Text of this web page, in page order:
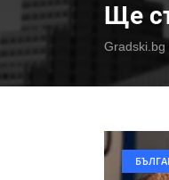
Ще
Gradski.bg